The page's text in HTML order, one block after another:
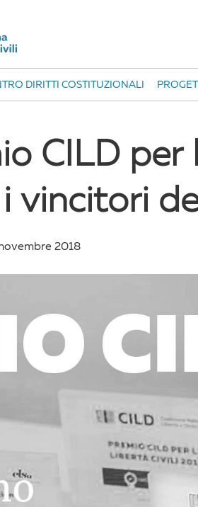
DIRITTI COSTITUZIONALI
CILD per
vincitori
2018